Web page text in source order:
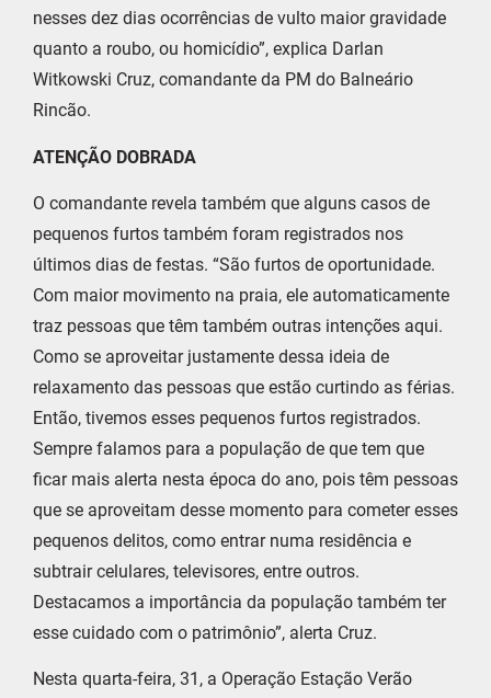
nesses dez dias ocorrências de vulto maior gravidade
quanto a roubo, ou homicídio”, explica Darlan
Witkowski Cruz, comandante da PM do Balneário
Rincão.
ATENÇÃO DOBRADA
O comandante revela também que alguns casos de
pequenos furtos também foram registrados nos
últimos dias de festas. “São furtos de oportunidade.
Com maior movimento na praia, ele automaticamente
traz pessoas que têm também outras intenções aqui.
Como se aproveitar justamente dessa ideia de
relaxamento das pessoas que estão curtindo as férias.
Então, tivemos esses pequenos furtos registrados.
Sempre falamos para a população de que tem que
ficar mais alerta nesta época do ano, pois têm pessoas
que se aproveitam desse momento para cometer esses
pequenos delitos, como entrar numa residência e
subtrair celulares, televisores, entre outros.
Destacamos a importância da população também ter
esse cuidado com o patrimônio”, alerta Cruz.
Nesta quarta-feira, 31, a Operação Estação Verão